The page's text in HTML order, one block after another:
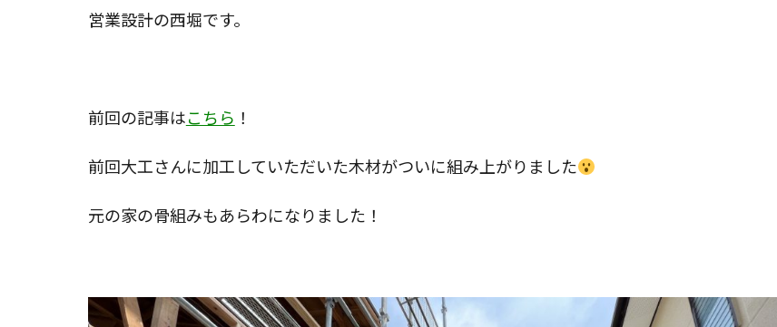
ー:
営業設計の西堀です。
前回の記事はこちら ！
前回大工さんに加工していただいた木材がついに組み上がりました
元の家の骨組みもあらわになりました！